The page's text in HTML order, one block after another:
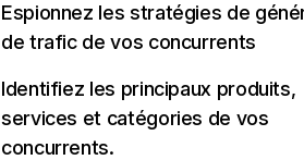
Espionnez les stratégies de
de trafic de vos concurrents
Identifiez les principaux produits,
services et catégories de vos
concurrents.